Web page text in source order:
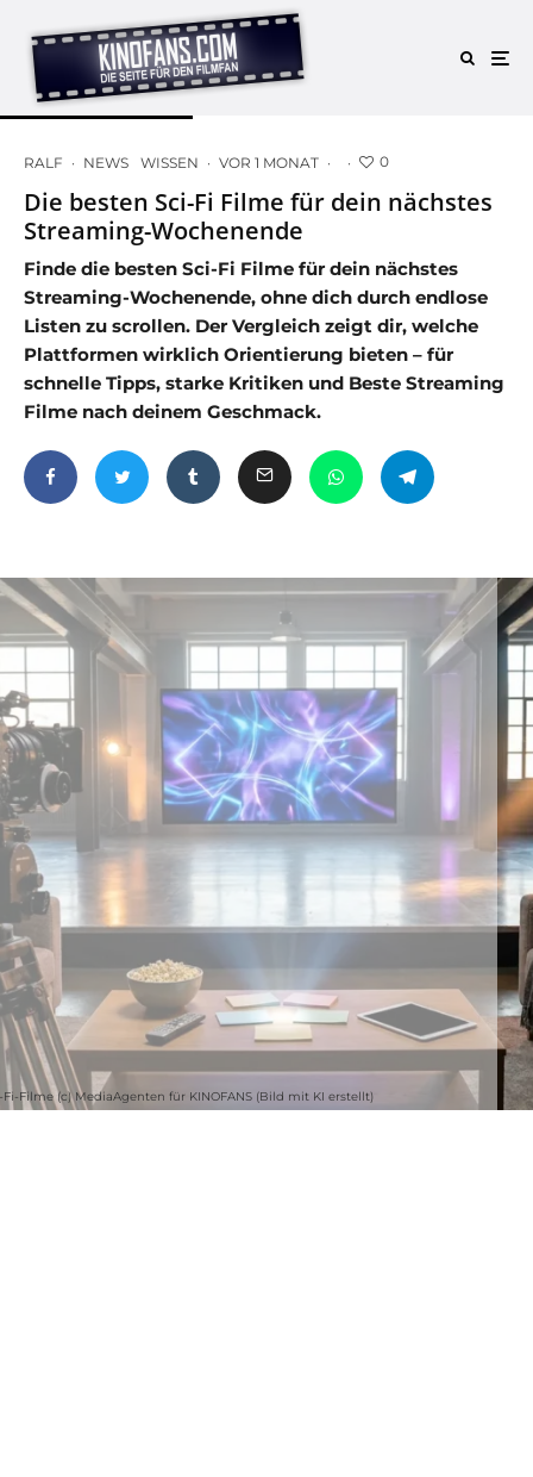
RALF · NEWS WISSEN · VOR 1 MONAT · · 0
Die besten Sci-Fi Filme für dein nächstes
Streaming-Wochenende
Finde die besten Sci-Fi Filme für dein nächstes
Streaming-Wochenende, ohne dich durch endlose
Listen zu scrollen. Der Vergleich zeigt dir, welche
Plattformen wirklich Orientierung bieten – für
schnelle Tipps, starke Kritiken und Beste Streaming
Filme nach deinem Geschmack.
Filme (c) MediaAgenten für KINOFANS (Bild mit KI erstellt)